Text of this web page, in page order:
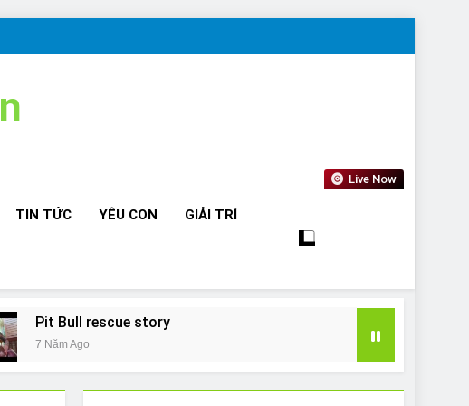
Live Now
TIN TỨC YÊU CON GIẢI TRÍ
Pit Bull rescue story
7 Năm Ago